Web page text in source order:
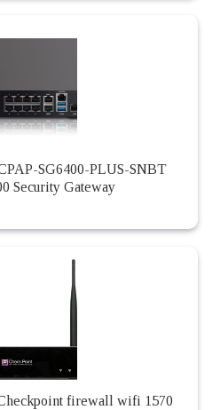
SG6400-PLUS-SNBT
Security Gateway
firewall wifi 1570